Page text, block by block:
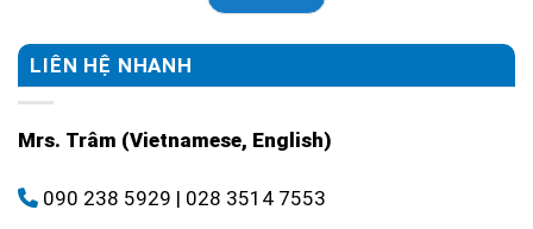
LIÊN HỆ NHANH
Mrs. Trâm (Vietnamese, English)
090 238 5929 | 028 3514 7553